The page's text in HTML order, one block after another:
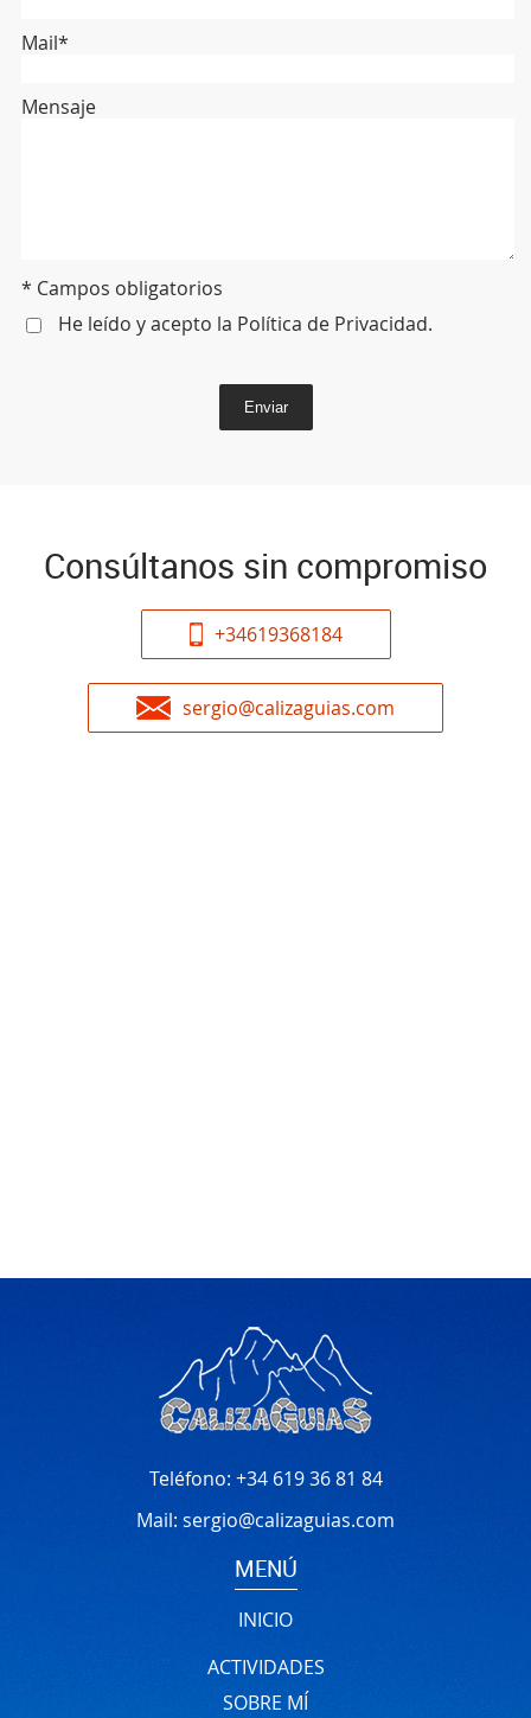
Mail*
Mensaje
* Campos obligatorios
He leído y acepto la Política de Privacidad.
Enviar
Consúltanos sin compromiso
+34619368184
sergio@calizaguias.com
Teléfono: +34 619 36 81 84
Mail: sergio@calizaguias.com
MENÚ
INICIO
ACTIVIDADES
SOBRE MÍ